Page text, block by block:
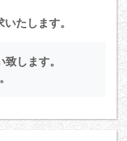
たします。
します。